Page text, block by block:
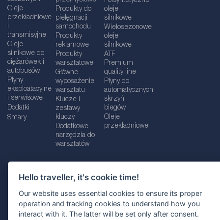
Hello traveller, it's cookie time!
Our website uses essential cookies to ensure its proper
operation and tracking cookies to understand how you
interact with it. The latter will be set only after consent.
Oleje
przekładniowe
i
transmisyjne
Oleje
silnikowe do
ciężarówek i
autobusów
Płyny
eksploatacyjne
i serwisowe
Dodatki
Smary
Produkty do
pielęgnacji
samochodu
Produkty
reklamowe
Produkty
warsztatowe
Główne
wyposażenie
warsztatu
Klucze i
zestawy
kluczy
Dodatkowe
narzędzia do
warsztatów
oleje
silnikowe
Wielosezonowe
oleje
silnikowe
ATF
Premium
quality line
Płyny do
automatycznych
skrzyń
biegów
Oleje
przekładniowe
Polityka prywatnośc i Polityka Cookie